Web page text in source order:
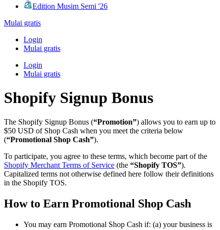
Edition Musim Semi '26
Mulai gratis
Login
Mulai gratis
Login
Mulai gratis
Shopify Signup Bonus
The Shopify Signup Bonus (“Promotion”) allows you to earn up to
$50 USD of Shop Cash when you meet the criteria below
(“Promotional Shop Cash”).
To participate, you agree to these terms, which become part of the
Shopify Merchant Terms of Service (the “Shopify TOS”).
Capitalized terms not otherwise defined here follow their definitions
in the Shopify TOS.
How to Earn Promotional Shop Cash
You may earn Promotional Shop Cash if: (a) your business is